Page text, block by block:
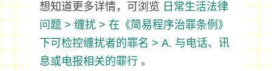
想知道更多详情，可浏览 日常生活法律
问题 > 缠扰 > 在《简易程序治罪条例》
下可检控缠扰者的罪名 > A. 与电话、讯
息或电报相关的罪行 。